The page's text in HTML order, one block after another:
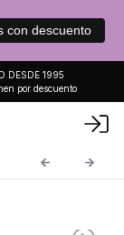
con descuento
DESDE 1995
por descuento